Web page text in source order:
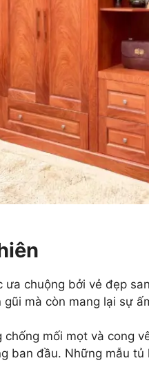
chuộng bởi vẻ đẹp
mà còn mang lại sự
mối mọt và cong
ban đầu. Những mẫu